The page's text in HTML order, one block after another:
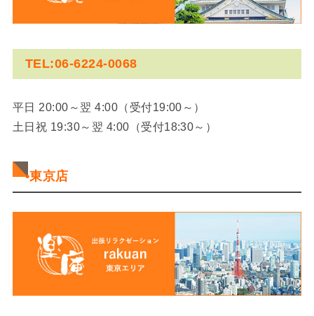
TEL:06-6224-0068
平日 20:00～翌 4:00（受付19:00～）
土日祝 19:30～翌 4:00（受付18:30～）
•東京店